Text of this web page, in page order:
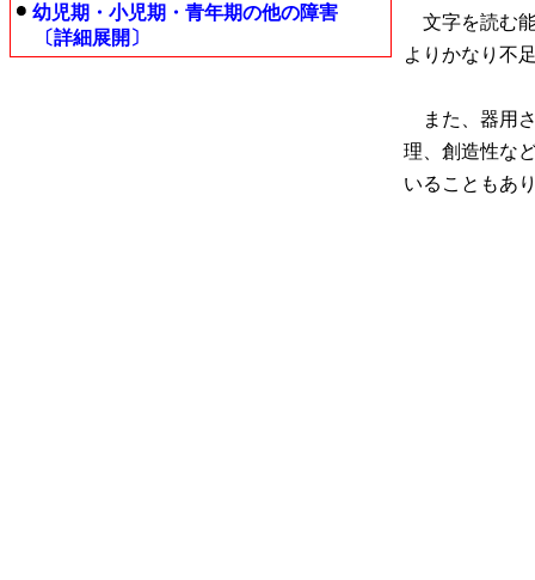
文字を読む
よりかなり不
また、器用
理、創造性な
いることもあ
幼児期・小児期・青年期の他の障害
〔詳細展開〕